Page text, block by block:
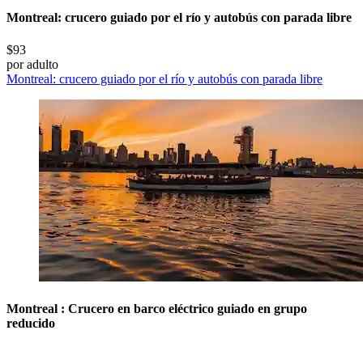
Montreal: crucero guiado por el río y autobús con parada libre
$93
por adulto
Montreal: crucero guiado por el río y autobús con parada libre
Montreal : Crucero en barco eléctrico guiado en grupo
reducido